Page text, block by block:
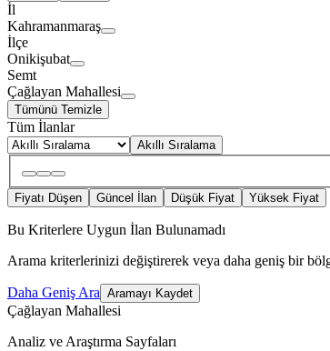
İl
Kahramanmaraş
İlçe
Onikişubat
Semt
Çağlayan Mahallesi
Tümünü Temizle
Tüm İlanlar
Akıllı Sıralama
Fiyatı Düşen Güncel İlan Düşük Fiyat Yüksek Fiyat
Bu Kriterlere Uygun İlan Bulunamadı
Arama kriterlerinizi değiştirerek veya daha geniş bir
Daha Geniş Ara Aramayı Kaydet
Çağlayan Mahallesi
Analiz ve Araştırma Sayfaları